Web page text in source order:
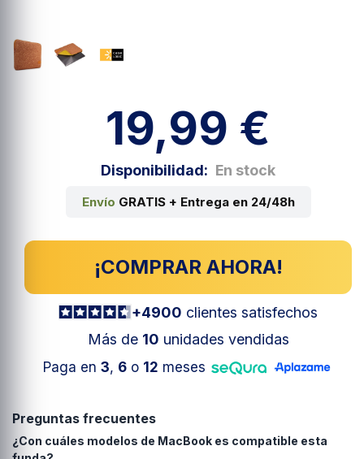
19,99 €
Disponibilidad: En stock
Envío GRATIS + Entrega en 24/48h
¡COMPRAR AHORA!
+4900 clientes satisfechos
Más de 10 unidades vendidas
Paga en 3, 6o 12 meses
Preguntas frecuentes
¿Con cuáles modelos de MacBook es compatible esta